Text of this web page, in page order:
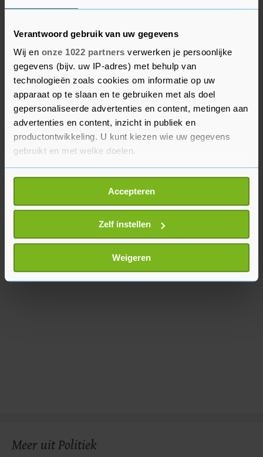
Verantwoord gebruik van uw gegevens
Wij en onze 1022 partners verwerken je persoonlijke
gegevens (bijv. uw IP-adres) met behulp van
technologieën zoals cookies om informatie op uw
apparaat op te slaan en te gebruiken met als doel
gepersonaliseerde advertenties en content, metingen aan
advertenties en content, inzicht in publiek en
productontwikkeling. U kunt kiezen wie uw gegevens
gebruikt en met welke doelen.
Als u het toestaat, willen we ook graag:
Informatie verzamelen over uw geografische
locatie, die tot een paar meter nauwkeurig kan zijn
Uw apparaat identificeren door het actief te
scannen op specifieke eigenschappen (fingerprinting)
Lees meer over hoe uw persoonlijke gegevens worden
verwerkt en stel uw voorkeuren in het
U kunt uw toestemming op elk moment wijzigen of
Accepteren
Zelf instellen
Weigeren
Kuiken ziet weliswaar dat het kabinet "kleine
stappen". Het kabinet ontkent volgens haar dat
de ongelijkheid in de samenleving een groot
probleem is en zegt "dat we collectief een beetje
armer worden". Dat is niet zo, benadrukte het
Kamerlid. "Ik wil de ongelijkheid fundamenteel
anders aanpakken."
Ze stuurt niet aan op nieuwe verkiezingen, "maar
we kunnen ons geen kabinet veroorloven dat niet
regeert."
Meer uit Politiek